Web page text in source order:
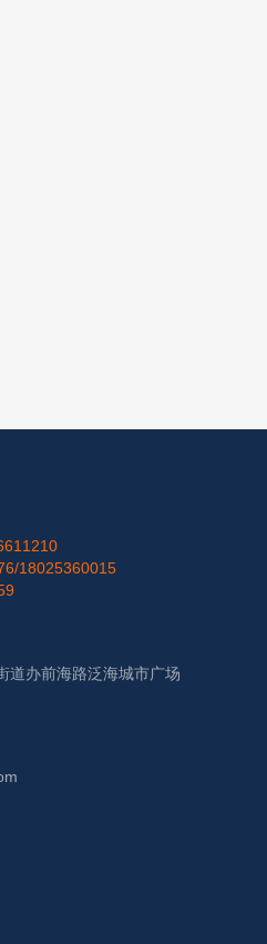
18025360015
道办前海路泛海城市广场